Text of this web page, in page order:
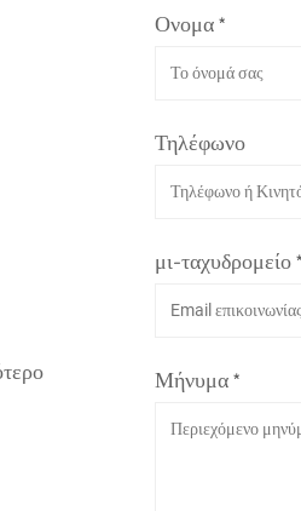
Ονομα *
Τηλέφωνο
μι-ταχυδρομείο *
Μήνυμα *